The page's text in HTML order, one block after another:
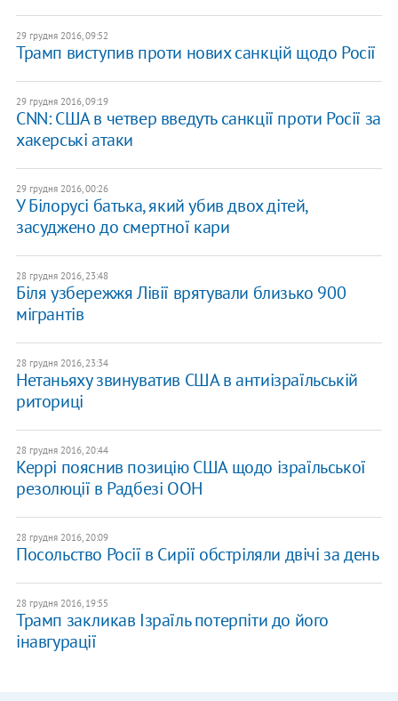
29 грудня 2016, 09:52
Трамп виступив проти нових санкцій щодо Росії
29 грудня 2016, 09:19
CNN: США в четвер введуть санкції проти Росії за
хакерські атаки
29 грудня 2016, 00:26
У Білорусі батька, який убив двох дітей,
засуджено до смертної кари
28 грудня 2016, 23:48
Біля узбережжя Лівії врятували близько 900
мігрантів
28 грудня 2016, 23:34
Нетаньяху звинуватив США в антиізраїльській
риториці
28 грудня 2016, 20:44
Керрі пояснив позицію США щодо ізраїльської
резолюції в Радбезі ООН
28 грудня 2016, 20:09
Посольство Росії в Сирії обстріляли двічі за день
28 грудня 2016, 19:55
Трамп закликав Ізраїль потерпіти до його
інавгурації